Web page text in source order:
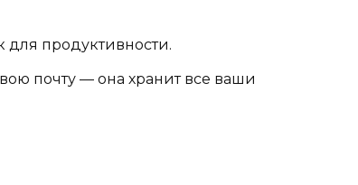
для продуктивности.
почту — она хранит все ваши